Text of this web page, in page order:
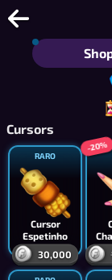
Ludo -
Cursors
RARO
Cursor
Espetinho
30,000
-20%